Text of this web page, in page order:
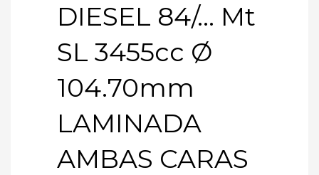
DIESEL 84/… Mt
SL 3455cc Ø
104.70mm
LAMINADA
AMBAS CARAS